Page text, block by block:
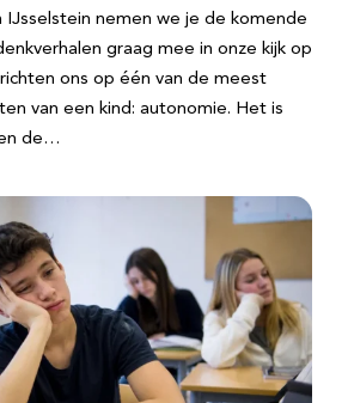
nemen we je de komende
graag mee in onze kijk op
ons op één van de meest
van een kind: autonomie. Het is
de…